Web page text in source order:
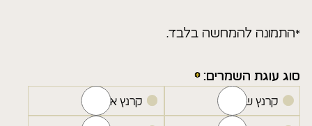
*התמונה להמחשה בלבד.
סוג עוגת השמרים:
קרנץ שוקולד קרנץ אגוזים